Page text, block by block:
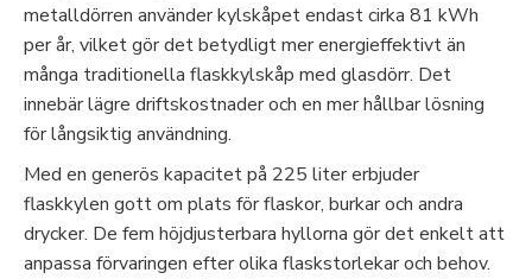
metalldörren använder kylskåpet endast cirka 81 kWh
per år, vilket gör det betydligt mer energieffektivt än
många traditionella flaskkylskåp med glasdörr. Det
innebär lägre driftskostnader och en mer hållbar lösning
för långsiktig användning.
Med en generös kapacitet på 225 liter erbjuder
flaskkylen gott om plats för flaskor, burkar och andra
drycker. De fem höjdjusterbara hyllorna gör det enkelt att
anpassa förvaringen efter olika flaskstorlekar och behov.